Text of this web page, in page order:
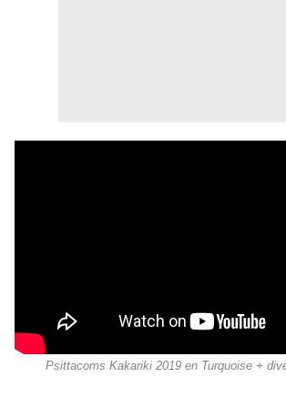
Psittacoms Kakariki 2019 en Turquoise +